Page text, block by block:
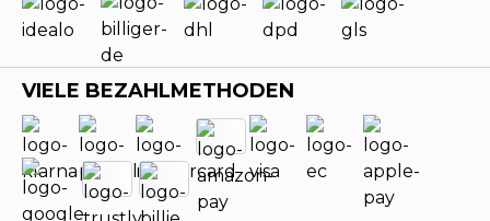
VIELE BEZAHLMETHODEN